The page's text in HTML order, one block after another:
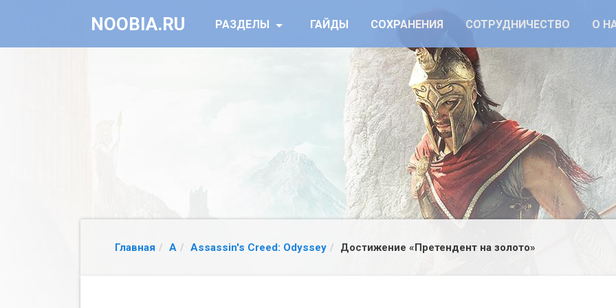
NOOBIA.RU РАЗДЕЛЫ ГАЙДЫ СОХРАНЕНИЯ СОТРУДНИЧЕСТВО О
Главная A Assassin's Creed: Odyssey Достижение «Претендент на золото»